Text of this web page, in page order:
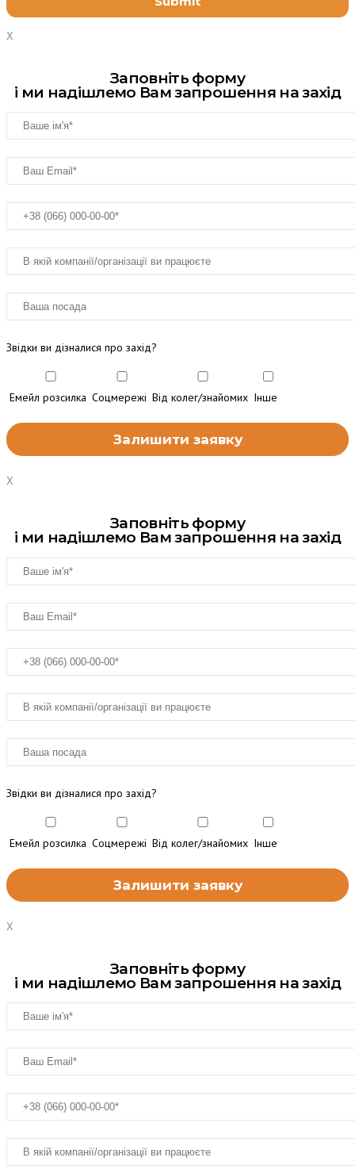
X
Заповніть форму
і ми надішлемо Вам запрошення на захід
Звідки ви дізналися про захід?
Емейл розсилка Соцмережі Від колег/знайомих Інше
X
Заповніть форму
і ми надішлемо Вам запрошення на захід
Звідки ви дізналися про захід?
Емейл розсилка Соцмережі Від колег/знайомих Інше
X
Заповніть форму
і ми надішлемо Вам запрошення на захід